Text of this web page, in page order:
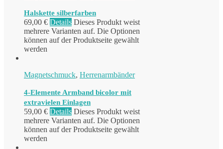
Halskette silberfarben
69,00 € Details Dieses Produkt weist
mehrere Varianten auf. Die Optionen
können auf der Produktseite gewählt
werden
Magnetschmuck, Herrenarmbänder
4-Elemente Armband bicolor mit
extravielen Einlagen
59,00 € Details Dieses Produkt weist
mehrere Varianten auf. Die Optionen
können auf der Produktseite gewählt
werden